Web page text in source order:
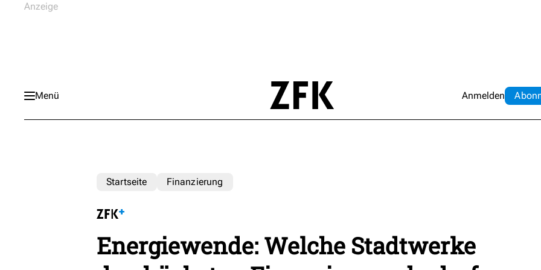
Menü Anmelden Abo
Startseite Finanzierung
Energiewende: Welche Stadtwerke